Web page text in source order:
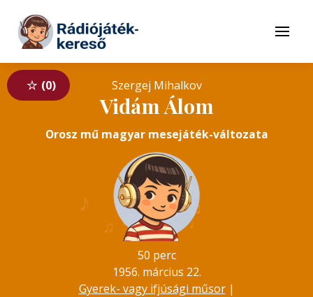
Tovább a tartalomhoz
Menü
0
♪
♫ ♬
♪
♩
♫
♪
♬
Szergej Mihalkov
Vidám Álom
Orosz mű magyar mesejáték-változata
50 perc
1956. március 22.
Gyerek- vagy ifjúsági műsor|